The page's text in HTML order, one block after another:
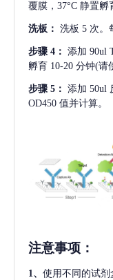
覆膜，37°C 静置孵
洗板： 洗板 5 次。
步骤 4： 添加 90ul
孵育 10-20 分钟(请
步骤 5： 添加 50ul
OD450 值并计算。
注意事项 ：
1、 使用不同的试剂